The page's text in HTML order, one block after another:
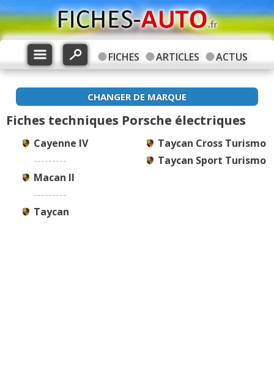
FICHES ARTICLES ACTUS
CHANGER DE MARQUE
Fiches techniques Porsche électriques
Cayenne IV
---------
Macan II
---------
Taycan
Taycan Cross Turismo
Taycan Sport Turismo